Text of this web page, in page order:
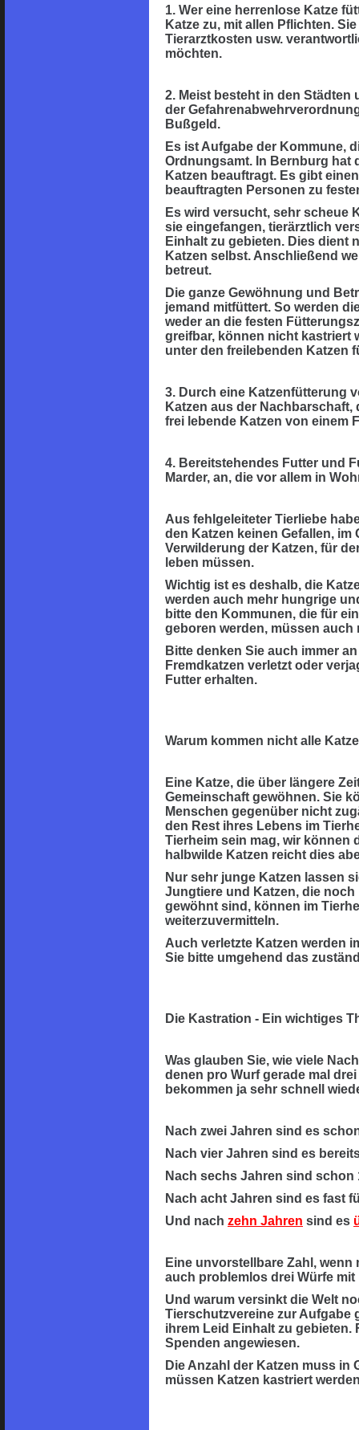
1. Wer eine herrenlose Katze
Katze zu, mit allen Pflichten.
Tierarztkosten usw.
möchten.
2. Meist besteht in den
der
Bußgeld.
Es ist Aufgabe der Kommune,
Ordnungsamt. In Bernburg hat
Katzen beauftragt. Es gibt
beauftragten Personen zu
Es wird versucht, sehr scheue
sie eingefangen, tierärztlich
Einhalt zu gebieten. Dies dient
Katzen selbst. Anschließend
betreut.
Die ganze Gewöhnung und
jemand mitfüttert. So werden
weder an die festen
greifbar, können nicht kastriert
unter den freilebenden Katzen
3. Durch eine Katzenfütterung
Katzen aus der
frei lebende Katzen von einem
4. Bereitstehendes Futter und
Marder, an, die vor allem in
Aus fehlgeleiteter Tierliebe
den Katzen keinen Gefallen,
Verwilderung der Katzen, für
leben müssen.
Wichtig ist es deshalb, die
werden auch mehr hungrige
bitte den Kommunen, die für
geboren werden, müssen auch
Bitte denken Sie auch immer
Fremdkatzen verletzt oder
Futter erhalten.
Warum kommen nicht alle
Eine Katze, die über längere
Gemeinschaft gewöhnen. Sie
Menschen gegenüber nicht
den Rest ihres Lebens im
Tierheim sein mag, wir können
halbwilde Katzen reicht dies
Nur sehr junge Katzen lassen
Jungtiere und Katzen, die
gewöhnt sind, können im
weiterzuvermitteln.
Auch verletzte Katzen werden
Sie bitte umgehend das
Die Kastration - Ein wichtiges
Was glauben Sie, wie viele
denen pro Wurf gerade mal
bekommen ja sehr schnell
Nach zwei Jahren sind es
Nach vier Jahren sind es
Nach sechs Jahren sind
Nach acht Jahren sind es fast
Und nach zehn Jahren sind es
Eine unvorstellbare Zahl,
auch problemlos drei Würfe
Und warum versinkt die Welt
Tierschutzvereine zur Aufgabe
ihrem Leid Einhalt zu
Spenden angewiesen.
Die Anzahl der Katzen muss in
müssen Katzen kastriert